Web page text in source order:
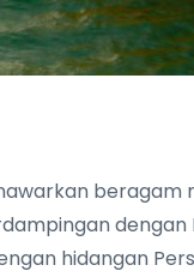
hidangan